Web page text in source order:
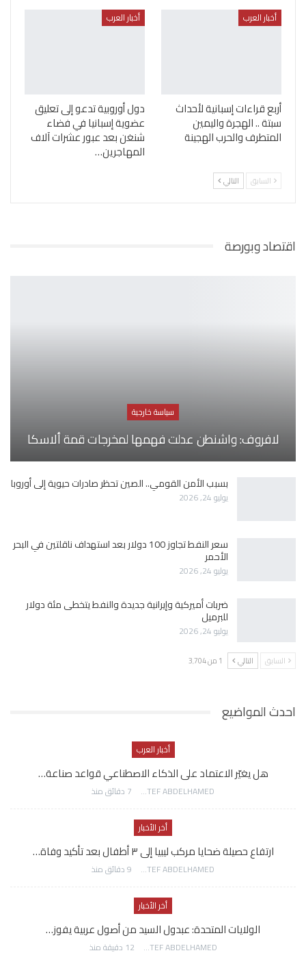
أخبار العرب
أربع قراءات إسبانية لأحداث
سبتة .. الهجرة واليمين
المتطرف والحرب الهجينة
أخبار العرب
دول أوروبية تدعو إلى تعليق
عضوية إسبانيا في فضاء
شنغن بعد عبور عشرات آلاف
المهاجرين…
السابق التالي
اقتصاد وبورصة
سياسة خارجية
لافروف: واشنطن عدلت فهمها لمخرجات قمة ألاسكا
بسبب الأمن القومي.. الصين تحظر صادرات حيوية إلى أوروبا
يوليو 24, 2026
سعر النفط تجاوز 100 دولار بعد استهداف ناقلتين في البحر
الأحمر
يوليو 24, 2026
ضربات أميركية وإيرانية جديدة والنفط يتخطى مئة دولار
للبرميل
يوليو 24, 2026
السابق التالي 1 من 3٬704
احدث المواضيع
أخبار العرب
هل يغيّر الاعتماد على الذكاء الاصطناعي قواعد صناعة…
AWATEF ABDELHAMED 7 دقائق منذ
أخر الأخبار
ارتفاع حصيلة ضحايا مركب ليبيا إلى ٣ أطفال بعد تأكيد وفاة…
AWATEF ABDELHAMED 9 دقائق منذ
أخر الأخبار
الولايات المتحدة: عبدول السيد من أصول عربية يفوز…
AWATEF ABDELHAMED 12 دقيقة منذ